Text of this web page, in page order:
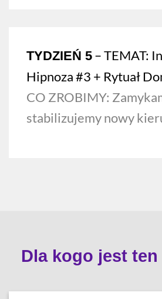
TYDZIEŃ 5 – TEMAT: I
Hipnoza #3 + Rytuał
CO ZROBIMY:
stabilizujemy nowy
Dla kogo jest